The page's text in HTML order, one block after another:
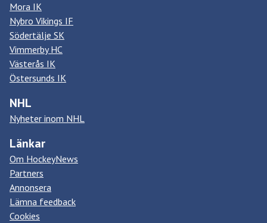
Mora IK
Nybro Vikings IF
Södertälje SK
Vimmerby HC
Västerås IK
Östersunds IK
NHL
Nyheter inom NHL
Länkar
Om HockeyNews
Partners
Annonsera
Lämna feedback
Cookies